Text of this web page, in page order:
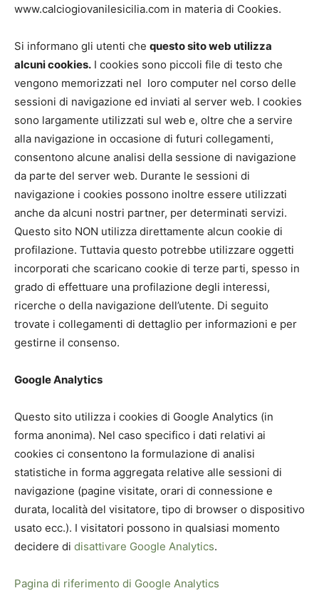
www.calciogiovanilesicilia.com in materia di Cookies.
Si informano gli utenti che questo sito web utilizza
alcuni cookies. I cookies sono piccoli file di testo che
vengono memorizzati nel loro computer nel corso delle
sessioni di navigazione ed inviati al server web. I cookies
sono largamente utilizzati sul web e, oltre che a servire
alla navigazione in occasione di futuri collegamenti,
consentono alcune analisi della sessione di navigazione
da parte del server web. Durante le sessioni di
navigazione i cookies possono inoltre essere utilizzati
anche da alcuni nostri partner, per determinati servizi.
Questo sito NON utilizza direttamente alcun cookie di
profilazione. Tuttavia questo potrebbe utilizzare oggetti
incorporati che scaricano cookie di terze parti, spesso in
grado di effettuare una profilazione degli interessi,
ricerche o della navigazione dell’utente. Di seguito
trovate i collegamenti di dettaglio per informazioni e per
gestirne il consenso.
Google Analytics
Questo sito utilizza i cookies di Google Analytics (in
forma anonima). Nel caso specifico i dati relativi ai
cookies ci consentono la formulazione di analisi
statistiche in forma aggregata relative alle sessioni di
navigazione (pagine visitate, orari di connessione e
durata, località del visitatore, tipo di browser o dispositivo
usato ecc.). I visitatori possono in qualsiasi momento
decidere di disattivare Google Analytics.
Pagina di riferimento di Google Analytics